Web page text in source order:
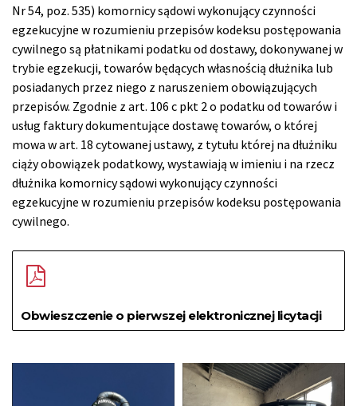
Nr 54, poz. 535) komornicy sądowi wykonujący czynności
egzekucyjne w rozumieniu przepisów kodeksu postępowania
cywilnego są płatnikami podatku od dostawy, dokonywanej w
trybie egzekucji, towarów będących własnością dłużnika lub
posiadanych przez niego z naruszeniem obowiązujących
przepisów. Zgodnie z art. 106 c pkt 2 o podatku od towarów i
usług faktury dokumentujące dostawę towarów, o której
mowa w art. 18 cytowanej ustawy, z tytułu której na dłużniku
ciąży obowiązek podatkowy, wystawiają w imieniu i na rzecz
dłużnika komornicy sądowi wykonujący czynności
egzekucyjne w rozumieniu przepisów kodeksu postępowania
cywilnego.
Obwieszczenie o pierwszej elektronicznej licytacji